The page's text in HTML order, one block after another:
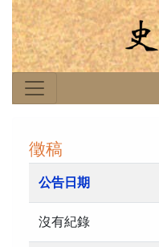
徵稿
公告日期
沒有紀錄